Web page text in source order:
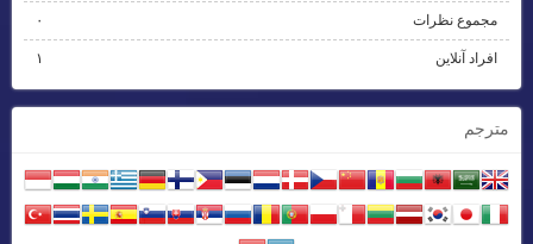
مجموع نظرات
افراد آنلاین
مترجم